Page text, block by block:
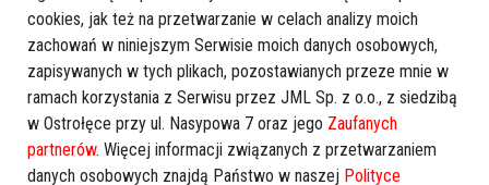
cookies, jak też na przetwarzanie w celach analizy moich
zachowań w niniejszym Serwisie moich danych osobowych,
zapisywanych w tych plikach, pozostawianych przeze mnie w
ramach korzystania z Serwisu przez JML Sp. z o.o., z siedzibą
w Ostrołęce przy ul. Nasypowa 7 oraz jego Zaufanych
partnerów. Więcej informacji związanych z przetwarzaniem
danych osobowych znajdą Państwo w naszej Polityce